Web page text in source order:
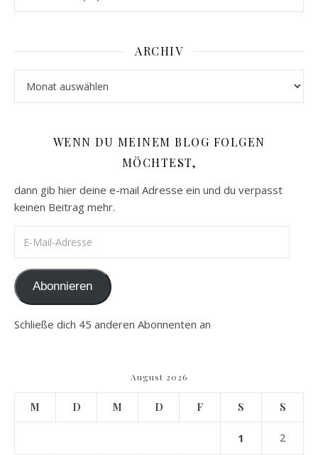
ARCHIV
WENN DU MEINEM BLOG FOLGEN
MÖCHTEST,
dann gib hier deine e-mail Adresse ein und du verpasst
keinen Beitrag mehr.
Abonnieren
Schließe dich 45 anderen Abonnenten an
August 2026
M D M D F S S
1 2